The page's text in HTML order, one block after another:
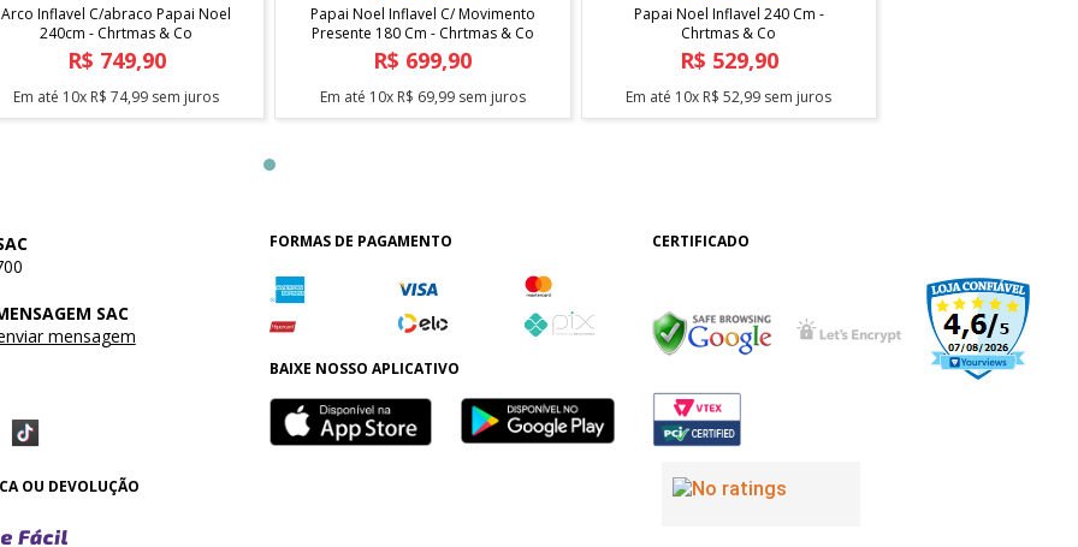
Arco Inflavel C/abraco Papai Noel
240cm - Chrtmas & Co
R$ 749,90
Em até 10x R$ 74,99 sem juros
Papai Noel Inflavel C/ Movimento
Presente 180 Cm - Chrtmas & Co
R$ 699,90
Em até 10x R$ 69,99sem juros
Papai Noel Inflavel 240 Cm -
Chrtmas & Co
R$ 529,90
Em até 10x R$ 52,99 sem juros
SAC
mensagem
OU DEVOLUÇÃO
FORMAS DE PAGAMENTO
BAIXE NOSSO APLICATIVO
CERTIFICADO